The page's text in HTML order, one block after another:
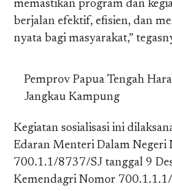
memastikan program dan
berjalan efektif, efisien, dan
nyata bagi masyarakat,”
Pemprov Papua Tengah
Jangkau Kampung
Kegiatan sosialisasi ini
Edaran Menteri Dalam Negeri
700.1.1/8737/SJ tanggal 9
Kemendagri Nomor